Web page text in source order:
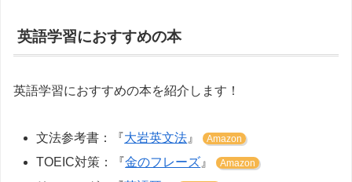
英語学習におすすめの本
英語学習におすすめの本を紹介します！
文法参考書：『大岩英文法 』 Amazon
TOEIC対策：『金のフレーズ 』 Amazon